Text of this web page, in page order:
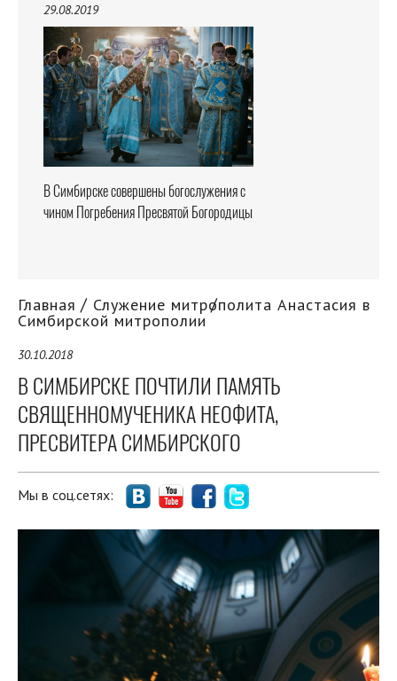
29.08.2019
В Симбирске совершены богослужения с
чином Погребения Пресвятой Богородицы
Главная Служение митрополита Анастасия в
Симбирской митрополии
30.10.2018
В СИМБИРСКЕ ПОЧТИЛИ ПАМЯТЬ
СВЯЩЕННОМУЧЕНИКА НЕОФИТА,
ПРЕСВИТЕРА СИМБИРСКОГО
Мы в соц.сетях: